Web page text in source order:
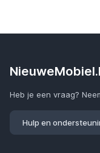
Heb je een vraag?
Hulp en